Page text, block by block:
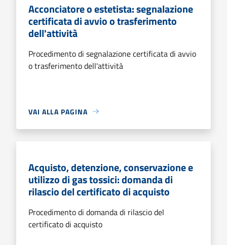
Acconciatore o estetista: segnalazione
certificata di avvio o trasferimento
dell'attività
Procedimento di segnalazione certificata di avvio
o trasferimento dell'attività
VAI ALLA PAGINA
Acquisto, detenzione, conservazione e
utilizzo di gas tossici: domanda di
rilascio del certificato di acquisto
Procedimento di domanda di rilascio del
certificato di acquisto